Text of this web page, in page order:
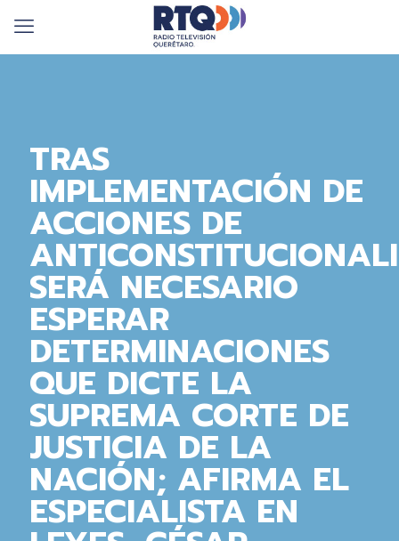
TRAS
IMPLEMENTACIÓN DE
ACCIONES DE
SERÁ NECESARIO
ESPERAR
DETERMINACIONES
QUE DICTE LA
SUPREMA CORTE DE
JUSTICIA DE LA
NACIÓN; AFIRMA EL
ESPECIALISTA EN